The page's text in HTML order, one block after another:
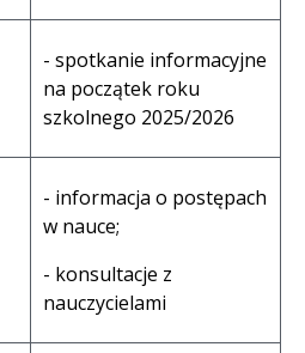
- spotkanie informacyjne
na początek roku
szkolnego 2025/2026
- informacja o postępach
w nauce;
- konsultacje z
nauczycielami